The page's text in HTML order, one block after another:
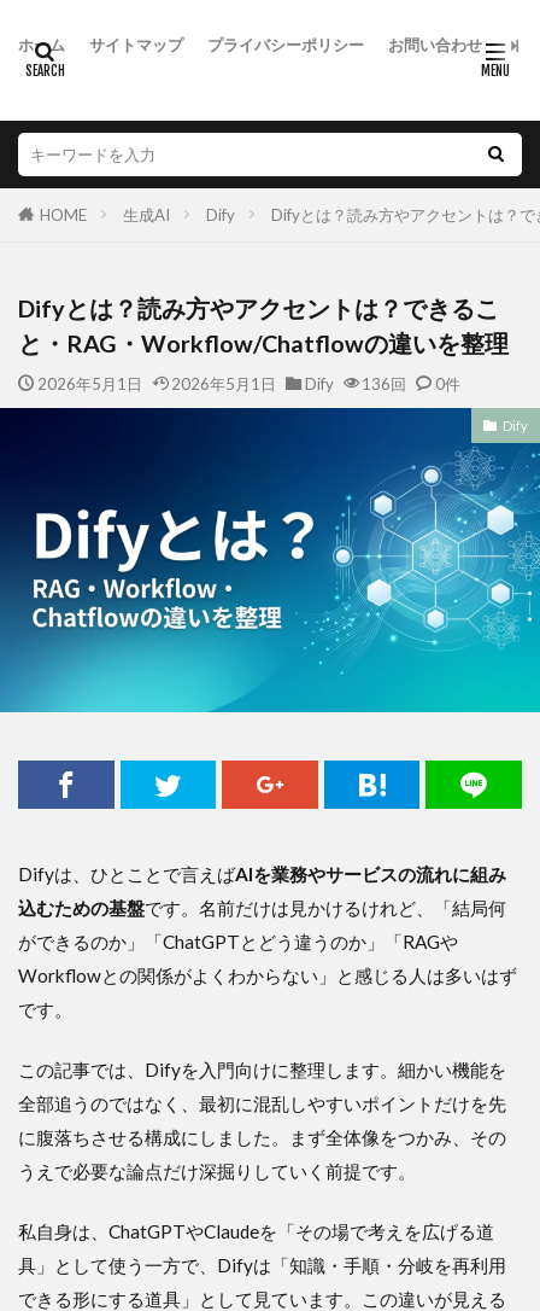
ホーム サイトマップ プライバシーポリシー お問い合わせ
HOME 生成AI Dify Difyとは？読み方やアクセントは？
Difyとは？読み方やアクセントは？できるこ
と・RAG・Workflow/Chatflowの違いを整理
2026年5月1日 2026年5月1日 Dify 136回 0件
Dify
Difyは、ひとことで言えばAIを業務やサービスの流れに組み
込むための基盤です。名前だけは見かけるけれど、「結局何
ができるのか」「ChatGPTとどう違うのか」「RAGや
Workflowとの関係がよくわからない」と感じる人は多いはず
です。
この記事では、Difyを入門向けに整理します。細かい機能を
全部追うのではなく、最初に混乱しやすいポイントだけを先
に腹落ちさせる構成にしました。まず全体像をつかみ、その
うえで必要な論点だけ深掘りしていく前提です。
私自身は、ChatGPTやClaudeを「その場で考えを広げる道
具」として使う一方で、Difyは「知識・手順・分岐を再利用
できる形にする道具」として見ています。この違いが見える